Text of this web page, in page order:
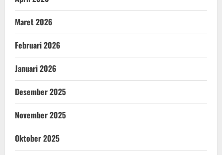
Maret 2026
Februari 2026
Januari 2026
Desember 2025
November 2025
Oktober 2025